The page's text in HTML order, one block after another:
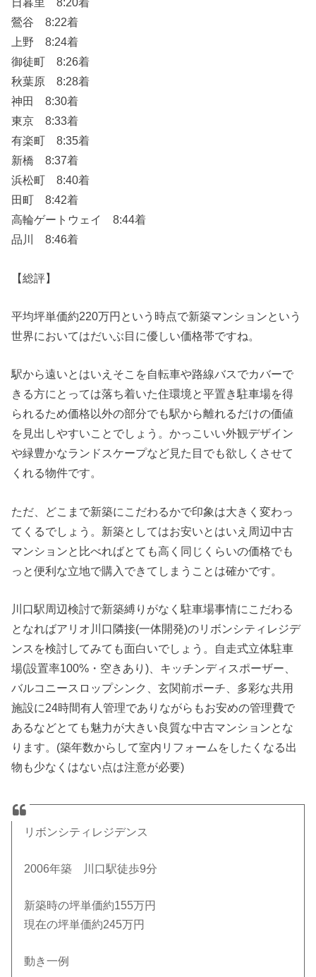
鶯谷 8:22着
上野 8:24着
御徒町 8:26着
秋葉原 8:28着
神田 8:30着
東京 8:33着
有楽町 8:35着
新橋 8:37着
浜松町 8:40着
田町 8:42着
高輪ゲートウェイ 8:44着
品川 8:46着
【総評】
平均坪単価約220万円という時点で新築マンションという
世界においてはだいぶ目に優しい価格帯ですね。
駅から遠いとはいえそこを自転車や路線バスでカバーで
きる方にとっては落ち着いた住環境と平置き駐車場を得
られるため価格以外の部分でも駅から離れるだけの価値
を見出しやすいことでしょう。かっこいい外観デザイン
や緑豊かなランドスケープなど見た目でも欲しくさせて
くれる物件です。
ただ、どこまで新築にこだわるかで印象は大きく変わっ
てくるでしょう。新築としてはお安いとはいえ周辺中古
マンションと比べればとても高く同じくらいの価格でも
っと便利な立地で購入できてしまうことは確かです。
川口駅周辺検討で新築縛りがなく駐車場事情にこだわる
となればアリオ川口隣接(一体開発)のリボンシティレジデ
ンスを検討してみても面白いでしょう。自走式立体駐車
場(設置率100%・空きあり)、キッチンディスポーザー、
バルコニースロップシンク、玄関前ポーチ、多彩な共用
施設に24時間有人管理でありながらもお安めの管理費で
あるなどとても魅力が大きい良質な中古マンションとな
ります。(築年数からして室内リフォームをしたくなる出
物も少なくはない点は注意が必要)
リボンシティレジデンス
2006年築 川口駅徒歩9分
新築時の坪単価約155万円
現在の坪単価約245万円
動き一例